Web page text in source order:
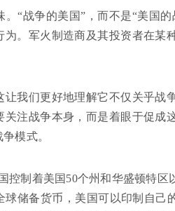
“战争的美国”，而不是“美国的
。军火制造商及其投资者在某
我们更好地理解它不仅关乎战
注战争本身，而是着眼于促成
模式。
控制着美国50个州和华盛顿特区
储备货币，美国可以印制自己